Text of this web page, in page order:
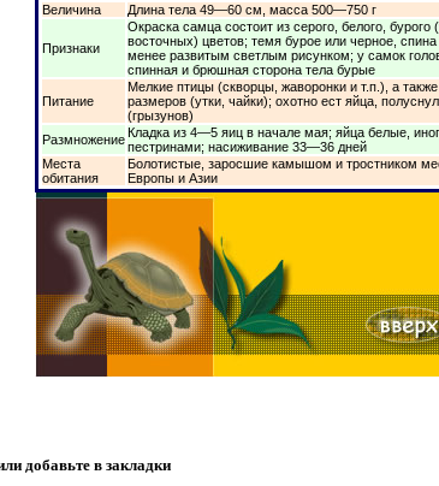
Величина Длина тела 49—60 см, масса 500—750 г
Признаки
Окраска самца состоит из серого, белого,
восточных) цветов; темя бурое или черное,
менее развитым светлым рисунком; у самок
спинная и брюшная сторона тела бурые
Питание
Мелкие птицы (скворцы, жаворонки и т.п.), а
размеров (утки, чайки); охотно ест яйца,
(грызунов)
РазмножениеКладка из 4—5 яиц в начале мая; яйца белые,
пестринами; насиживание 33—36 дней
Места
обитания
Болотистые, заросшие камышом и тростником
Европы и Азии
добавьте в закладки